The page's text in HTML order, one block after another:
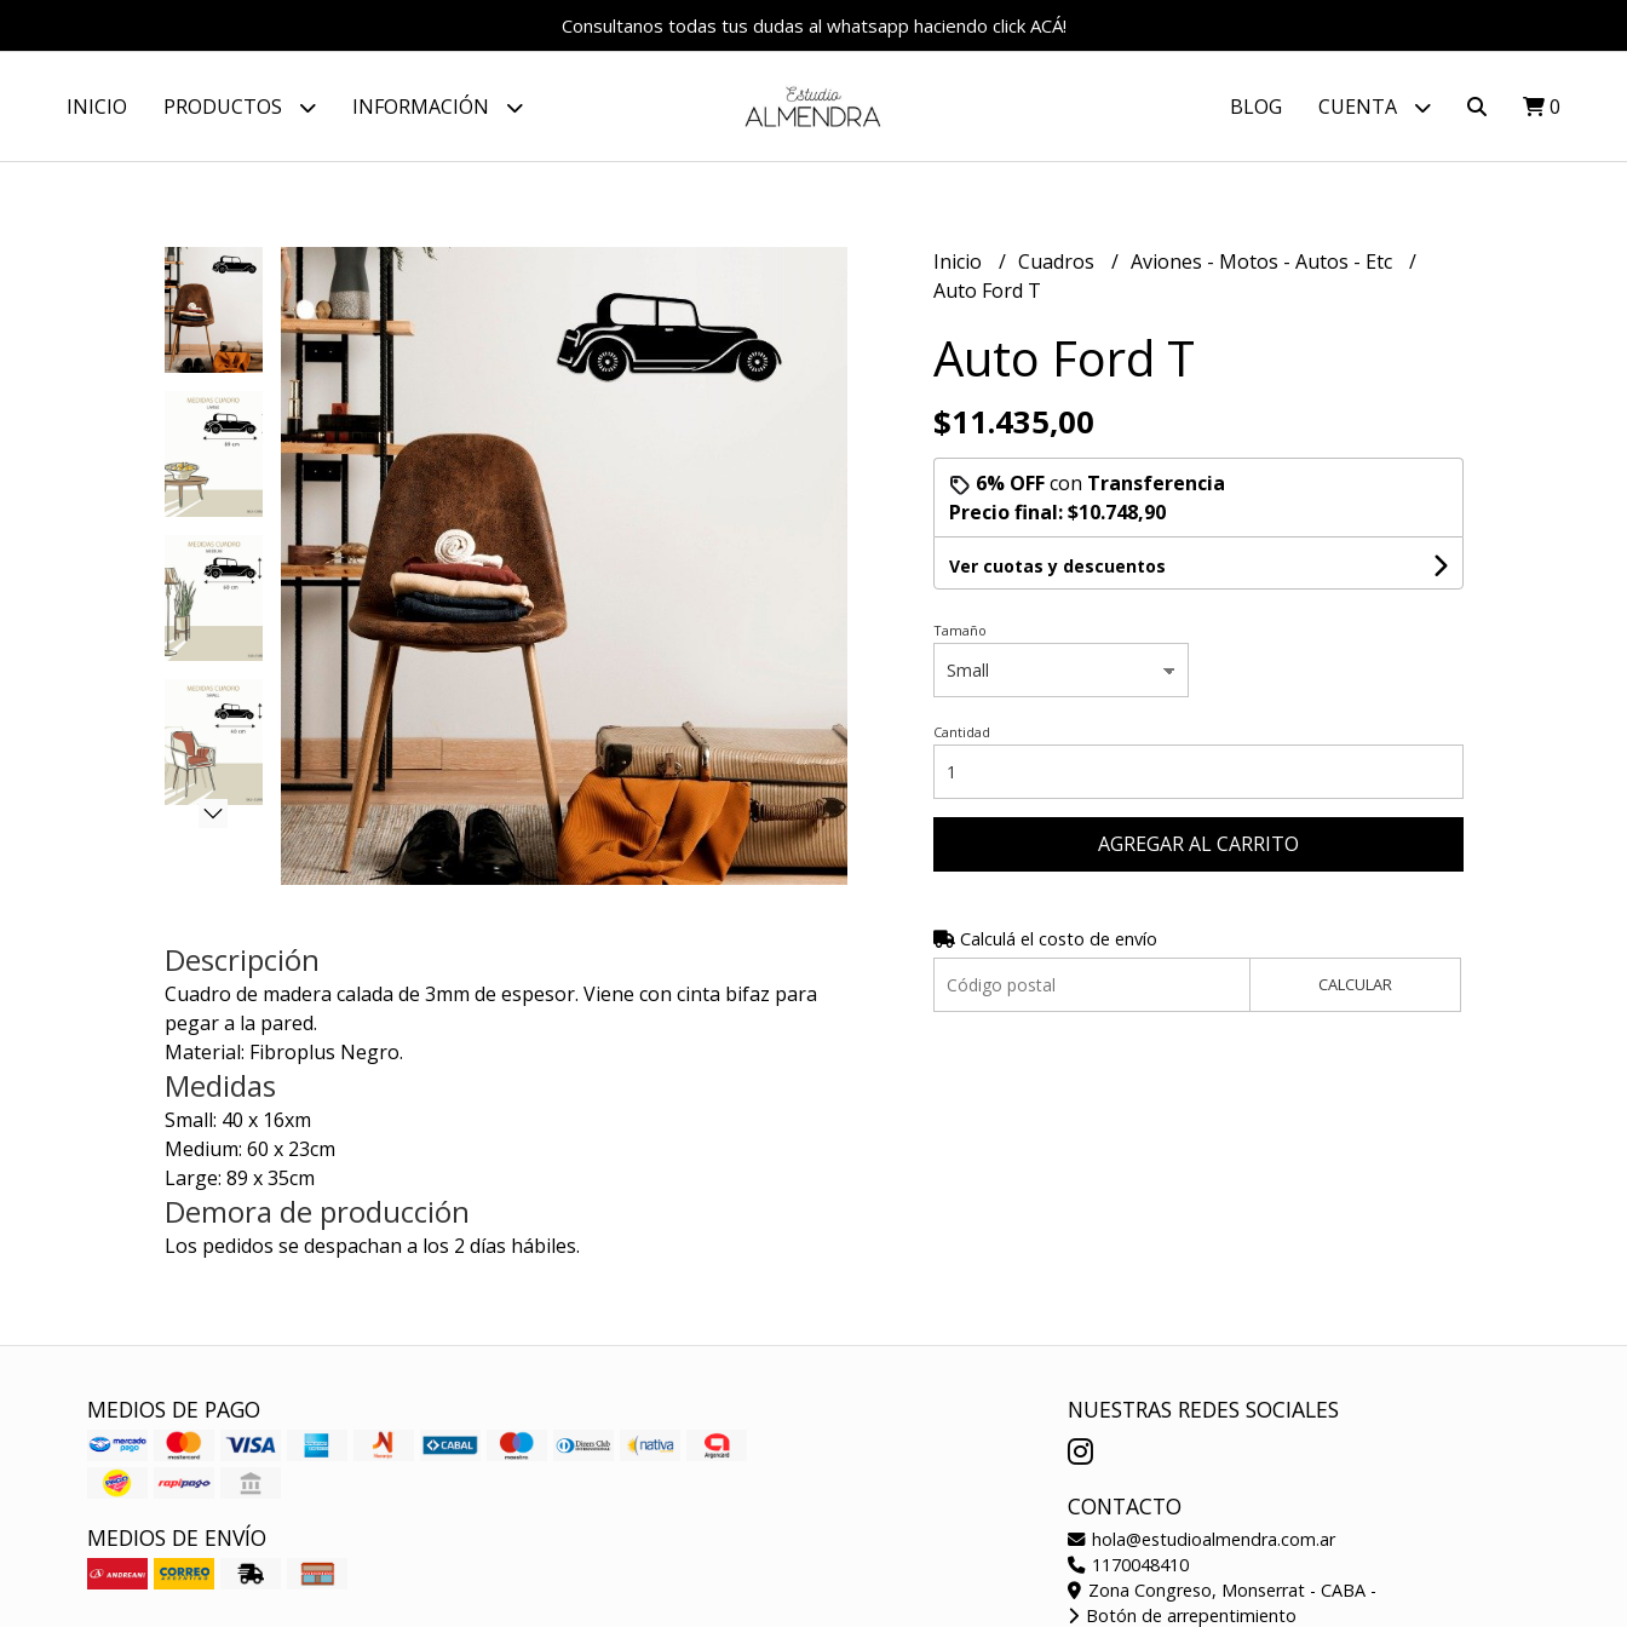
Consultanos todas tus dudas al whatsapp haciendo click ACÁ!
INICIO PRODUCTOS INFORMACIÓN BLOG CUENTA 0
Descripción
Cuadro de madera calada de 3mm de espesor. Viene con cinta bifaz para
pegar a la pared.
Material: Fibroplus Negro.
Medidas
Small: 40 x 16xm
Medium: 60 x 23cm
Large: 89 x 35cm
Demora de producción
Los pedidos se despachan a los 2 días hábiles.
Inicio Cuadros
Aviones - Motos - Autos - Etc
Auto Ford T
Auto Ford T
$11.435,00
6% OFFcon Transferencia
Precio final:$10.748,90
Ver cuotas y descuentos
Tamaño
Cantidad
AGREGAR AL CARRITO
Calculá el costo de envío
CALCULAR
MEDIOS DE PAGO
MEDIOS DE ENVÍO
NUESTRAS REDES SOCIALES
CONTACTO
hola@estudioalmendra.com.ar
1170048410
Zona Congreso, Monserrat - CABA -
Botón de arrepentimiento